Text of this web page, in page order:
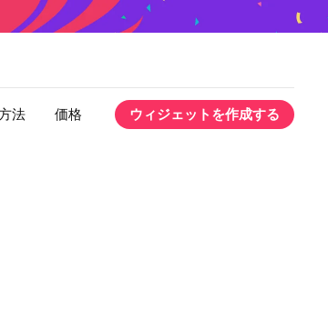
法 価格 ウィジェットを作成する